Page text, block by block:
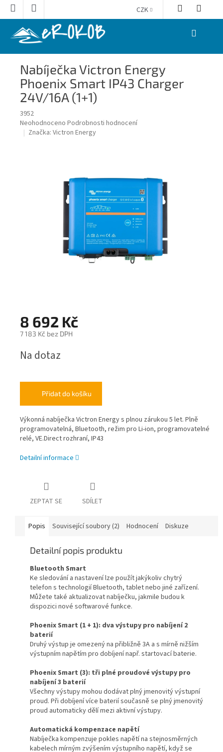
Přejít
CZK
NÁKUPNÍ
Nabíječka Victron Energy
Phoenix Smart IP43 Charger
24V/16A (1+1)
3952
Průměrné
hodnocení
Neohodnoceno Podrobnosti hodnocení
Značka: Victron Energy
8 692 Kč
7 183 Kč bez DPH
cena:
Na dotaz
Přidat do košíku
Výkonná nabíječka Victron Energy s plnou zárukou 5 let. Plně
programovatelná, Bluetooth, režim pro Li-ion, programovatelné
relé, VE.Direct rozhraní, IP43
Detailní informace
ZEPTAT SE SDÍLET
Popis Související soubory (2) Hodnocení Diskuze
Detailní popis produktu
Bluetooth Smart
Ke sledování a nastavení lze použít jakýkoliv chytrý
telefon s technologií Bluetooth, tablet nebo jiné zařízení.
Můžete také aktualizovat nabíječku, jakmile budou k
dispozici nové softwarové funkce.
Phoenix Smart (1 + 1): dva výstupy pro nabíjení 2
baterií
Druhý výstup je omezený na přibližně 3A a s mírně nižším
výstupním napětím pro dobíjení např. startovací baterie.
Phoenix Smart (3): tři plné proudové výstupy pro
nabíjení 3 baterií
Všechny výstupy mohou dodávat plný jmenovitý výstupní
proud. Při dobíjení více baterií současně se plný jmenovitý
proud automaticky dělí mezi aktivní výstupy.
Automatická kompenzace napětí
Nabíječka kompenzuje pokles napětí na stejnosměrných
kabelech mírným zvýšením výstupního napětí, když se